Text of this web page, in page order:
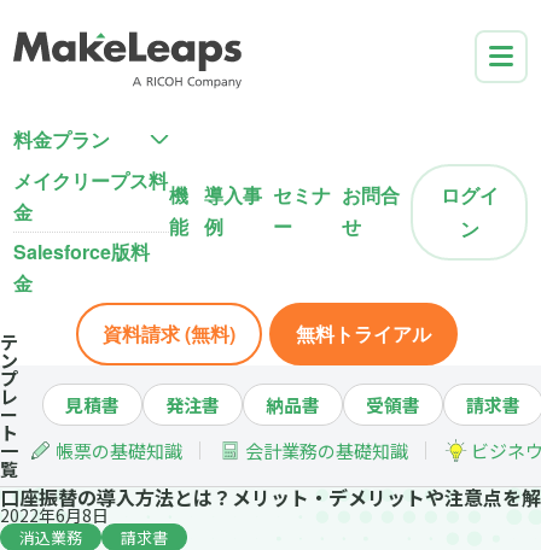
料金プラン
メイクリープス料
金
Salesforce版料
金
機
能
導入事
例
セミナ
ー
お問合
せ
ログイ
ン
資料請求 (無料) 無料トライアル
テ
ン
プ
レ
ー
ト
一
覧
見積書 発注書 納品書 受領書
請求書
帳票の基礎知識
会計業務の基礎知識 ビジネ
口座振替の導入方法とは？メリット・デメリットや注意点を
2022年6月8日
消込業務 請求書